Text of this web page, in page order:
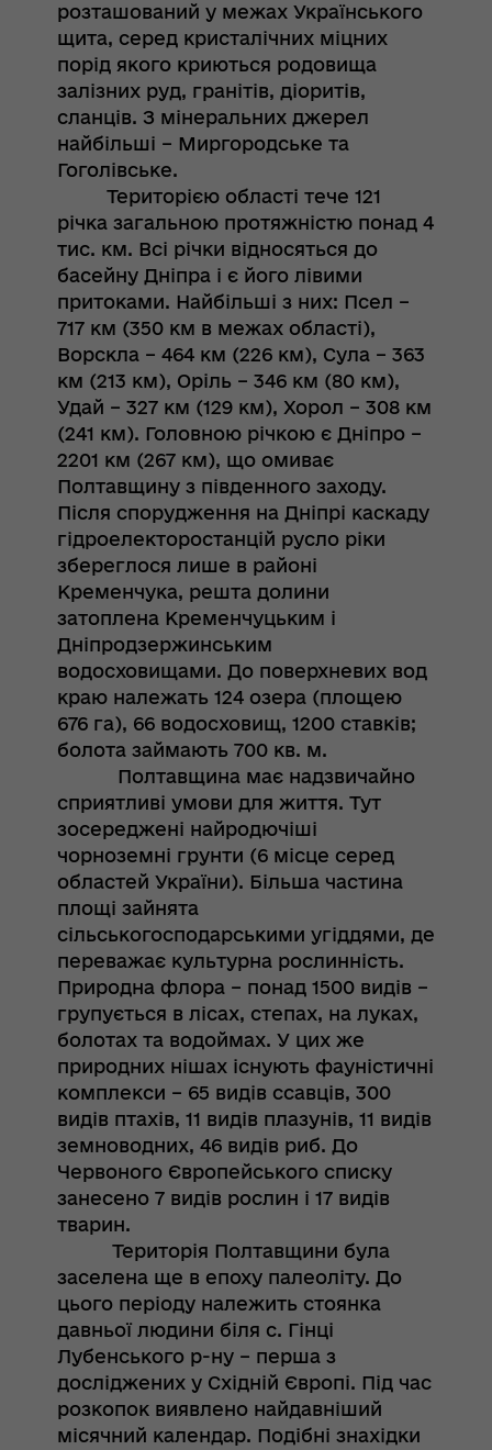
розташований у межах Українського
щита, серед кристалічних міцних
порід якого криються родовища
залізних руд, гранітів, діоритів,
сланців. З мінеральних джерел
найбільші – Миргородське та
Гоголівське.
Територією області тече 121
річка загальною протяжністю понад 4
тис. км. Всі річки відносяться до
басейну Дніпра і є його лівими
притоками. Найбільші з них: Псел –
717 км (350 км в межах області),
Ворскла – 464 км (226 км), Сула – 363
км (213 км), Оріль – 346 км (80 км),
Удай – 327 км (129 км), Хорол – 308 км
(241 км). Головною річкою є Дніпро –
2201 км (267 км), що омиває
Полтавщину з південного заходу.
Після спорудження на Дніпрі каскаду
гідроелекторостанцій русло ріки
збереглося лише в районі
Кременчука, решта долини
затоплена Кременчуцьким і
Дніпродзержинським
водосховищами. До поверхневих вод
краю належать 124 озера (площею
676 га), 66 водосховищ, 1200 ставків;
болота займають 700 кв. м.
Полтавщина має надзвичайно
сприятливі умови для життя. Тут
зосереджені найродючіші
чорноземні грунти (6 місце серед
областей України). Більша частина
площі зайнята
сільськогосподарськими угіддями, де
переважає культурна рослинність.
Природна флора – понад 1500 видів –
групується в лісах, степах, на луках,
болотах та водоймах. У цих же
природних нішах існують фауністичні
комплекси – 65 видів ссавців, 300
видів птахів, 11 видів плазунів, 11 видів
земноводних, 46 видів риб. До
Червоного Європейського списку
занесено 7 видів рослин і 17 видів
тварин.
Територія Полтавщини була
заселена ще в епоху палеоліту. До
цього періоду належить стоянка
давньої людини біля с. Гінці
Лубенського р-ну – перша з
досліджених у Східній Європі. Під час
розкопок виявлено найдавніший
місячний календар. Подібні знахідки